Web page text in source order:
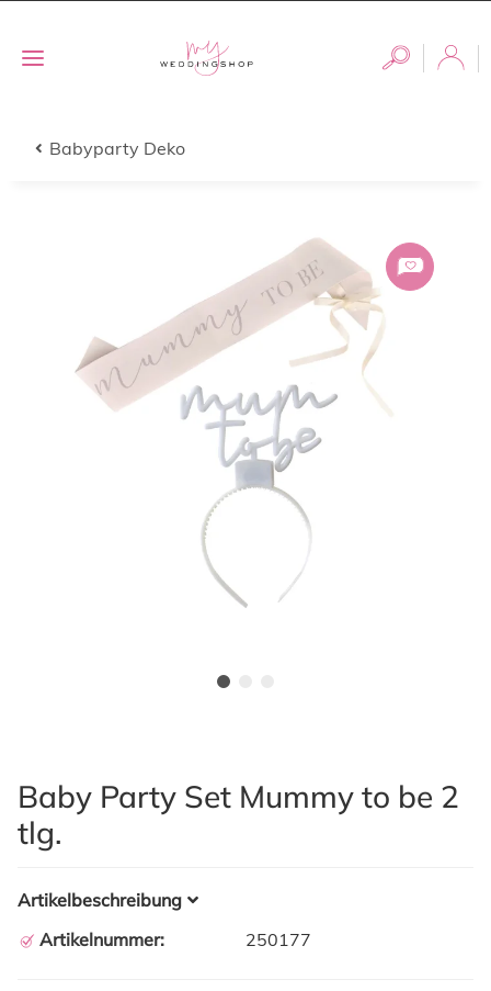
Babyparty Deko
Baby Party Set Mummy to be 2
tlg.
Artikelbeschreibung
Artikelnummer:
250177